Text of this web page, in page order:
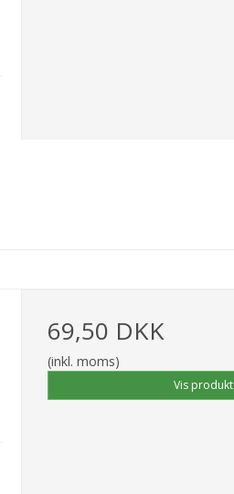
69,50 DKK
(inkl. moms)
Vis produkt